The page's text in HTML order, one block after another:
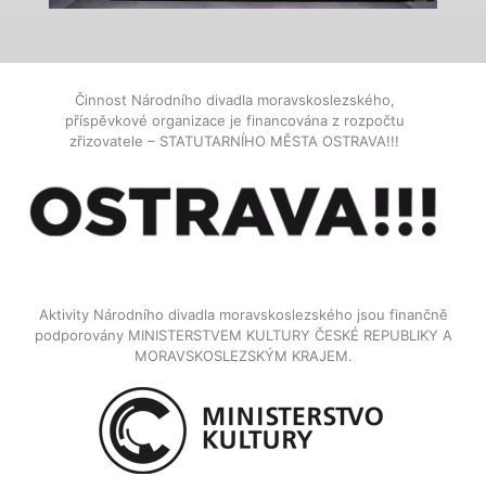
Činnost Národního divadla moravskoslezského,
příspěvkové organizace je financována z rozpočtu
zřizovatele – STATUTARNÍHO MĚSTA OSTRAVA!!!
Aktivity Národního divadla moravskoslezského jsou finančně
podporovány MINISTERSTVEM KULTURY ČESKÉ REPUBLIKY A
MORAVSKOSLEZSKÝM KRAJEM.